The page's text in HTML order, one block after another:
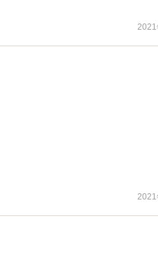
2021
2021